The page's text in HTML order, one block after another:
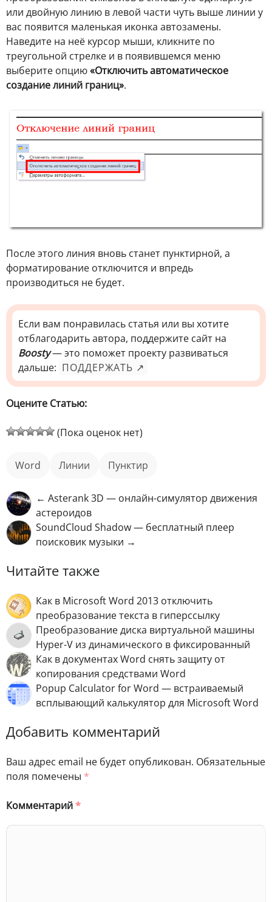
или двойную линию в левой части чуть выше линии у
вас появится маленькая иконка автозамены.
Наведите на неё курсор мыши, кликните по
треугольной стрелке и в появившемся меню
выберите опцию«Отключить автоматическое
создание линий границ».
После этого линия вновь станет пунктирной, а
форматирование отключится и впредь
производиться не будет.
Если вам понравилась статья или вы хотите
отблагодарить автора, поддержите сайт на
Boosty— это поможет проекту развиваться
дальше: ПОДДЕРЖАТЬ ↗
Оцените Статью:
(Пока оценок нет)
Word линии пунктир
← Asterank 3D — онлайн-симулятор движения
астероидов
SoundCloud Shadow — бесплатный плеер
поисковик музыки →
Читайте также
Как в Microsoft Word 2013 отключить
преобразование текста в гиперссылку
Преобразование диска виртуальной машины
Hyper-V из динамического в фиксированный
Как в документах Word снять защиту от
копирования средствами Word
Popup Calculator for Word — встраиваемый
всплывающий калькулятор для Microsoft Word
Добавить комментарий
Ваш адрес email не будет опубликован. Обязательные
поля помечены *
Комментарий*